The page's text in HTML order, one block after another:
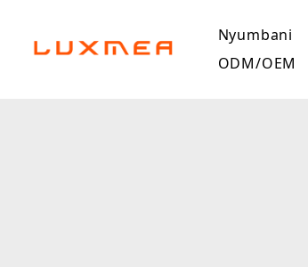
Nyumbani
ODM/OEM